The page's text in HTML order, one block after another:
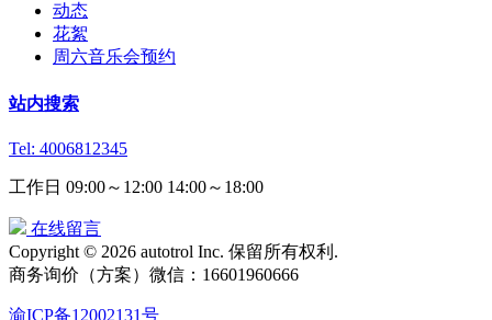
动态
花絮
周六音乐会预约
站内搜索
Tel: 4006812345
工作日 09:00～12:00 14:00～18:00
在线留言
Copyright © 2026 autotrol Inc. 保留所有权利.
商务询价（方案）微信：16601960666
渝ICP备12002131号